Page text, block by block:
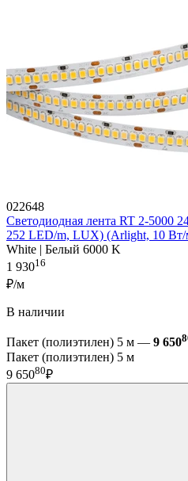
022648
Светодиодная лента RT 2-5000
252 LED/m, LUX) (Arlight, 10 Вт/
White | Белый 6000 K
1 93016
₽/м
В наличии
Пакет (полиэтилен) 5 м — 9 650
Пакет (полиэтилен) 5 м
9 65080₽